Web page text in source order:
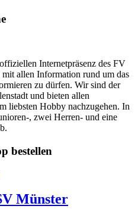
Internetpräsenz des FV
allen Information rund um das
zu dürfen. Wir sind der
und bieten allen
liebsten Hobby nachzugehen. In
, zwei Herren- und eine
bestellen
Münster